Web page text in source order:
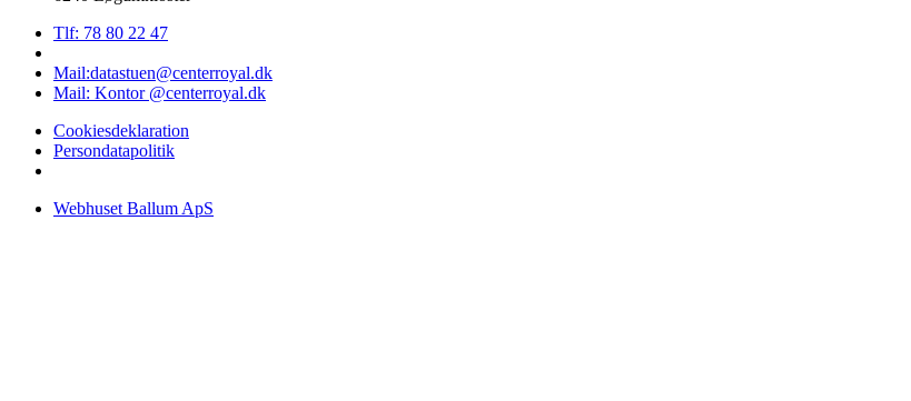
Tlf: 78 80 22 47
Mail:datastuen@centerroyal.dk
Mail: Kontor @centerroyal.dk
Cookiesdeklaration
Persondatapolitik
Webhuset Ballum ApS